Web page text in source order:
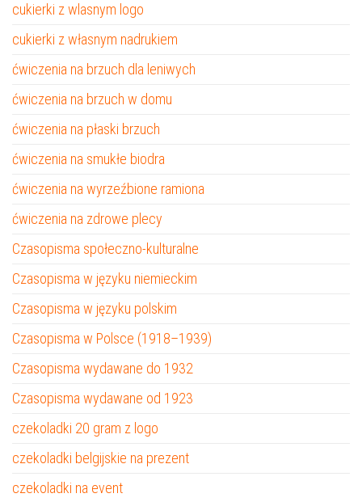
cukierki z wlasnym logo
cukierki z własnym nadrukiem
ćwiczenia na brzuch dla leniwych
ćwiczenia na brzuch w domu
ćwiczenia na płaski brzuch
ćwiczenia na smukłe biodra
ćwiczenia na wyrzeźbione ramiona
ćwiczenia na zdrowe plecy
Czasopisma społeczno-kulturalne
Czasopisma w języku niemieckim
Czasopisma w języku polskim
Czasopisma w Polsce (1918–1939)
Czasopisma wydawane do 1932
Czasopisma wydawane od 1923
czekoladki 20 gram z logo
czekoladki belgijskie na prezent
czekoladki na event